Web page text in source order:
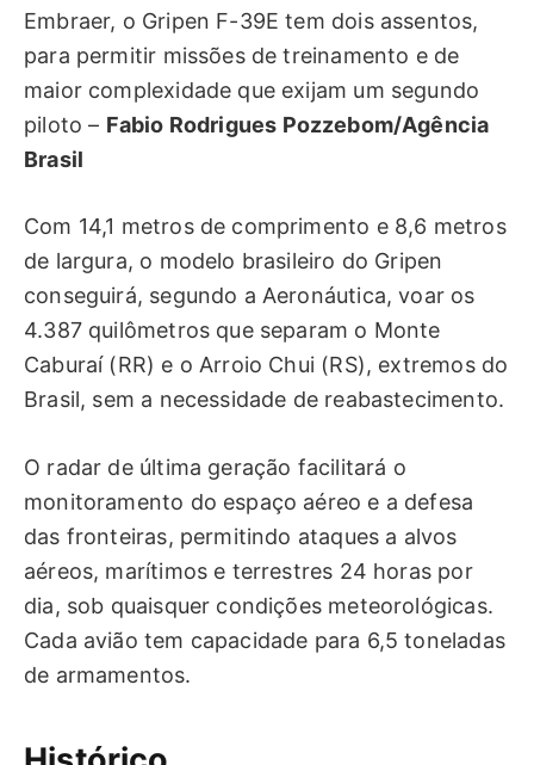
Embraer, o Gripen F-39E tem dois assentos,
para permitir missões de treinamento e de
maior complexidade que exijam um segundo
piloto – Fabio Rodrigues Pozzebom/Agência
Brasil
Com 14,1 metros de comprimento e 8,6 metros
de largura, o modelo brasileiro do Gripen
conseguirá, segundo a Aeronáutica, voar os
4.387 quilômetros que separam o Monte
Caburaí (RR) e o Arroio Chui (RS), extremos do
Brasil, sem a necessidade de reabastecimento.
O radar de última geração facilitará o
monitoramento do espaço aéreo e a defesa
das fronteiras, permitindo ataques a alvos
aéreos, marítimos e terrestres 24 horas por
dia, sob quaisquer condições meteorológicas.
Cada avião tem capacidade para 6,5 toneladas
de armamentos.